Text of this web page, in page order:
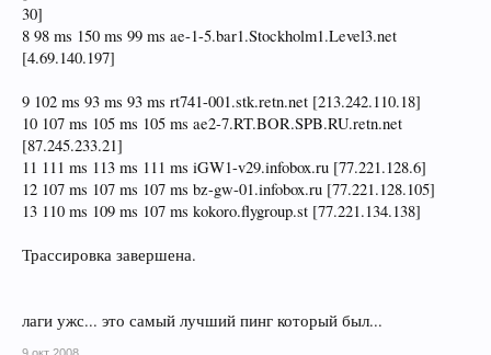
30]
8 98 ms 150 ms 99 ms ae-1-5.bar1.Stockholm1.Level3.net
[4.69.140.197]
9 102 ms 93 ms 93 ms rt741-001.stk.retn.net [213.242.110.18]
10 107 ms 105 ms 105 ms ae2-7.RT.BOR.SPB.RU.retn.net
[87.245.233.21]
11 111 ms 113 ms 111 ms iGW1-v29.infobox.ru [77.221.128.6]
12 107 ms 107 ms 107 ms bz-gw-01.infobox.ru [77.221.128.105]
13 110 ms 109 ms 107 ms kokoro.flygroup.st [77.221.134.138]
Трассировка завершена.
лаги ужс... это самый лучший пинг который был...